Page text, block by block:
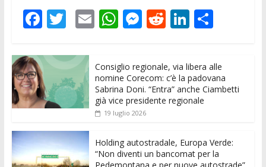
F
e
b
o
o
k
T
itt
er
E
l
W
at
s
A
p
M
e
n
g
R
di
t
Li
k
e
dI
C
n
di
vi
Consiglio regionale, via libera alle
nomine Corecom: c’è la padovana
Sabrina Doni. “Entra” anche Ciambetti
già vice presidente regionale
19 luglio 2026
Holding autostradale, Europa Verde:
“Non diventi un bancomat per la